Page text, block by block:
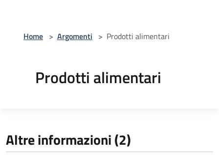
Home > Argomenti > Prodotti alimentari
Prodotti alimentari
Altre informazioni (2)